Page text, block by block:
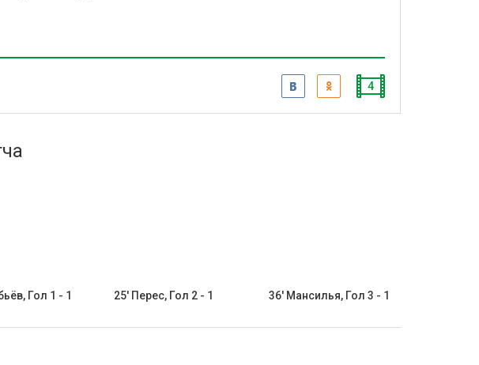
4
Гол 1 - 1 25' Перес, Гол 2 - 1 36' Мансилья, Гол 3 - 1